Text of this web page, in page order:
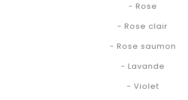
- Rose
- Rose clair
- Rose saumon
- Lavande
- Violet